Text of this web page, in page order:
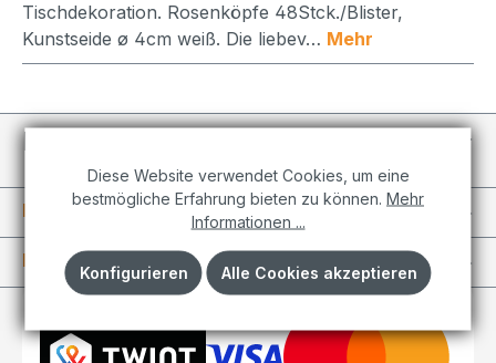
Tischdekoration. Rosenköpfe 48Stck./Blister,
Kunstseide ø 4cm weiß. Die liebev… Mehr
Individuelle Projekte
Informationen
Kundenkonto
Diese Website verwendet Cookies, um eine
bestmögliche Erfahrung bieten zu können. Mehr
Informationen ...
Konfigurieren Alle Cookies akzeptieren